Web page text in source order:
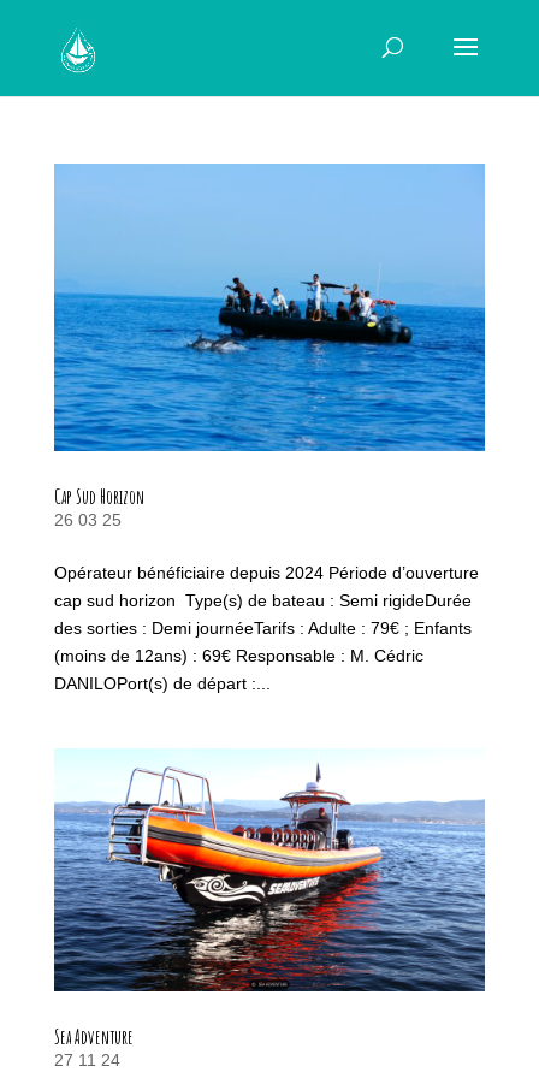
Cap Sud Horizon
26 03 25
Opérateur bénéficiaire depuis 2024 Période d’ouverture
cap sud horizon Type(s) de bateau : Semi rigideDurée
des sorties : Demi journéeTarifs : Adulte : 79€ ; Enfants
(moins de 12ans) : 69€ Responsable : M. Cédric
DANILOPort(s) de départ :...
Sea Adventure
27 11 24